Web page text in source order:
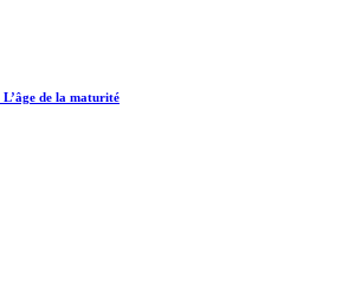
de la maturité